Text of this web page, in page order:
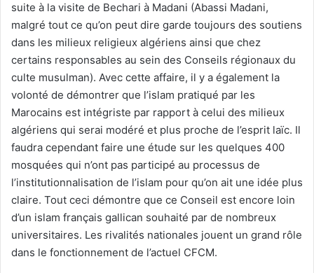
suite à la visite de Bechari à Madani (Abassi Madani,
malgré tout ce qu’on peut dire garde toujours des soutiens
dans les milieux religieux algériens ainsi que chez
certains responsables au sein des Conseils régionaux du
culte musulman). Avec cette affaire, il y a également la
volonté de démontrer que l’islam pratiqué par les
Marocains est intégriste par rapport à celui des milieux
algériens qui serai modéré et plus proche de l’esprit laïc. Il
faudra cependant faire une étude sur les quelques 400
mosquées qui n’ont pas participé au processus de
l’institutionnalisation de l’islam pour qu’on ait une idée plus
claire. Tout ceci démontre que ce Conseil est encore loin
d’un islam français gallican souhaité par de nombreux
universitaires. Les rivalités nationales jouent un grand rôle
dans le fonctionnement de l’actuel CFCM.